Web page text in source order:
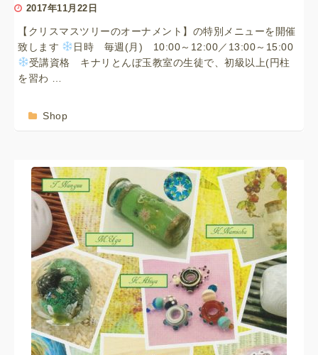
2017年11月22日
【クリスマスツリーのオーナメント】の特別メニューを開催
致します
日時 毎週(月) 10:00～12:00／13:00～15:00
受講資格 キナリとんぼ玉教室の生徒で、初級以上(円柱
を習わ …
Shop